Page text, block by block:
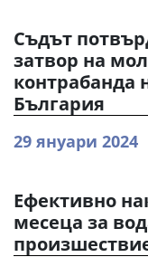
Съдът
затвор на
контрабанда
България
29 януари 2024
Ефективно
месеца за